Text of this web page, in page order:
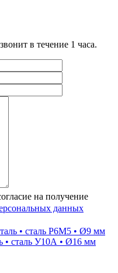
в течение 1 часа.
на получение
данных
• сталь Р6М5 • Ø9 мм
• сталь У10А • Ø16 мм